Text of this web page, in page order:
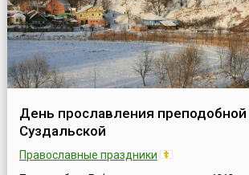
День прославления
Суздальской
Православные праздники